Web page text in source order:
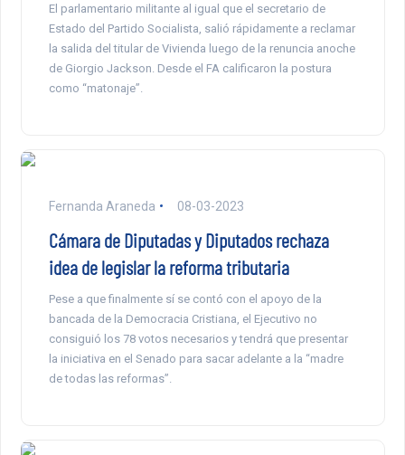
El parlamentario militante al igual que el secretario de
Estado del Partido Socialista, salió rápidamente a reclamar
la salida del titular de Vivienda luego de la renuncia anoche
de Giorgio Jackson. Desde el FA calificaron la postura
como “matonaje”.
Fernanda Araneda 08-03-2023
Cámara de Diputadas y Diputados rechaza
idea de legislar la reforma tributaria
Pese a que finalmente sí se contó con el apoyo de la
bancada de la Democracia Cristiana, el Ejecutivo no
consiguió los 78 votos necesarios y tendrá que presentar
la iniciativa en el Senado para sacar adelante a la “madre
de todas las reformas”.